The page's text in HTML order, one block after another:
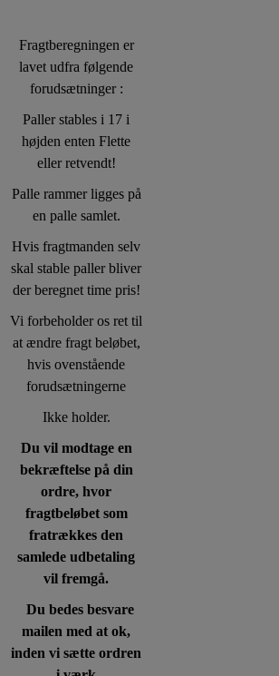
Fragtberegningen er
lavet udfra følgende
forudsætninger :
Paller stables i 17 i
højden enten Flette
eller retvendt!
Palle rammer ligges på
en palle samlet.
Hvis fragtmanden selv
skal stable paller bliver
der beregnet time pris!
Vi forbeholder os ret til
at ændre fragt beløbet,
hvis ovenstående
forudsætningerne
Ikke holder.
Du vil modtage en
bekræftelse på din
ordre, hvor
fragtbeløbet som
fratrækkes den
samlede udbetaling
vil fremgå.
Du bedes besvare
mailen med at ok,
inden vi sætte ordren